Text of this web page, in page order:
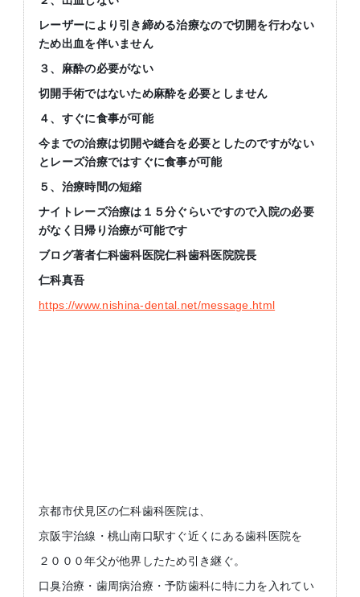
レーザーにより引き締める治療なので切開を行わない
ため出血を伴いません
３、麻酔の必要がない
切開手術ではないため麻酔を必要としません
４、すぐに食事が可能
今までの治療は切開や縫合を必要としたのですがない
とレーズ治療ではすぐに食事が可能
５、治療時間の短縮
ナイトレーズ治療は１５分ぐらいですので入院の必要
がなく日帰り治療が可能です
ブログ著者仁科歯科医院仁科歯科医院院長
仁科真吾
https://www.nishina-dental.net/message.html
京都市伏見区の仁科歯科医院は、
京阪宇治線・桃山南口駅すぐ近くにある歯科医院を
２０００年父が他界したため引き継ぐ。
口臭治療・歯周病治療・予防歯科に特に力を入れてい